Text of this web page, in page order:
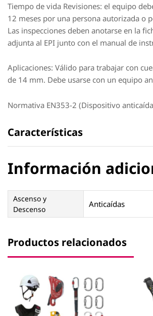
Tiempo de vida Revisiones: el equipo
12 meses por una persona autorizada o
Las inspecciones deben anotarse en la
adjunta al EPI junto con el manual de
Aplicaciones: Válido para trabajar con
de 14 mm. Debe usarse con un equipo
Normativa EN353-2 (Dispositivo
Características
Información
Ascenso y
Descenso
Anticaídas
Productos relacionados